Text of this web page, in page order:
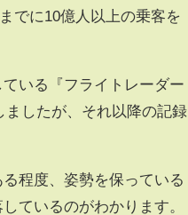
でに10億人以上の乗客を
いる『フライトレーダー
ましたが、それ以降の記録
程度、姿勢を保っている
ているのがわかります。